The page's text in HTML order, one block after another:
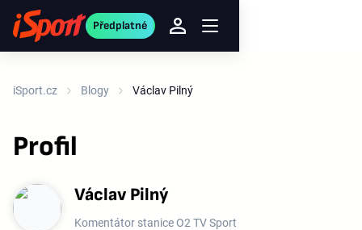
Předplatné
iSport.cz Blogy Václav Pilný
Profil
Václav Pilný
Komentátor stanice O2 TV Sport